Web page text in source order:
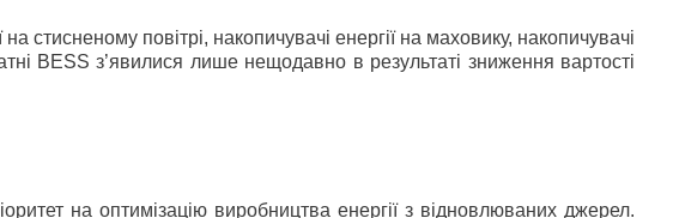
стисненому повітрі, накопичувачі енергії на маховику, накопичувачі
BESS з’явилися лише нещодавно в результаті зниження вартості
на оптимізацію виробництва енергії з відновлюваних джерел.